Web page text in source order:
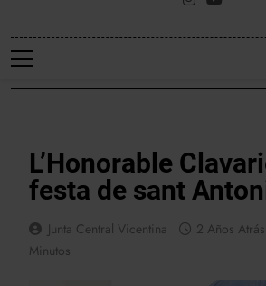
L’Honorable
festa de sant
Junta Central Vicentina 2 Años Atrás
Minutos